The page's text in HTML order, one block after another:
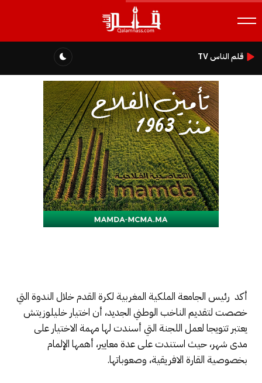
قلم الناس TV
أكد رئيس الجامعة الملكية المغربية لكرة القدم خلال الندوة التي
خصصت لتقديم الناخب الوطني الجديد، أن اختيار خليلوزيتش
يعتبر تتويجا لعمل اللجنة التي أسندت لها مهمة الاختيار على
مدى شهر، حيث استندت على عدة معايير، أهمها الإلمام
بخصوصية القارة الافريقية، وصعوباتها.